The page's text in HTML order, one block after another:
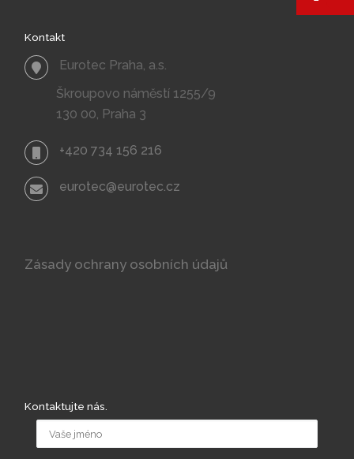
Kontakt
Eurotec Praha, a.s.
Škroupovo náměstí 1255/9
130 00, Praha 3
+420 734 156 216
eurotec@eurotec.cz
Zásady ochrany osobních údajů
Kontaktujte nás.